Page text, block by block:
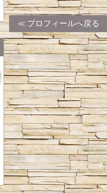
プロフィールへ戻る